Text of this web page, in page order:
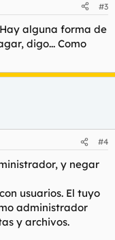
#3
alguna forma de
digo... Como
#4
y negar
usuarios. El tuyo
administrador
y archivos.